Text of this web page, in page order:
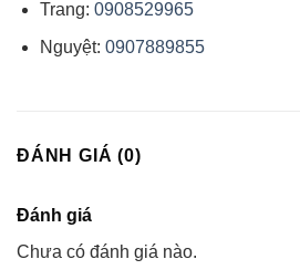
Trang: 0908529965
Nguyệt: 0907889855
ĐÁNH GIÁ (0)
Đánh giá
Chưa có đánh giá nào.